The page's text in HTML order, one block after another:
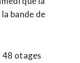
bande de
48 otages